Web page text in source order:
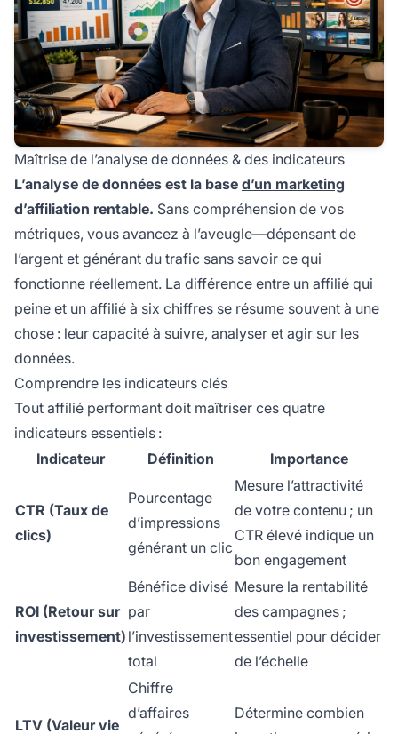
Maîtrise de l’analyse de données & des indicateurs
L’analyse de données est la base d’un marketing
d’affiliation rentable. Sans compréhension de vos
métriques, vous avancez à l’aveugle—dépensant de
l’argent et générant du trafic sans savoir ce qui
fonctionne réellement. La différence entre un affilié qui
peine et un affilié à six chiffres se résume souvent à une
chose : leur capacité à suivre, analyser et agir sur les
données.
Comprendre les indicateurs clés
Tout affilié performant doit maîtriser ces quatre
indicateurs essentiels :
Indicateur
Définition Importance
CTR (Taux de
clics)
Pourcentage
d’impressions
générant un clic
Mesure l’attractivité
de votre contenu ; un
CTR élevé indique un
bon engagement
ROI (Retour sur
investissement)
Bénéfice divisé
par
l’investissement
total
Mesure la rentabilité
des campagnes ;
essentiel pour décider
de l’échelle
LTV (Valeur vie
Chiffre
d’affaires
Détermine combien